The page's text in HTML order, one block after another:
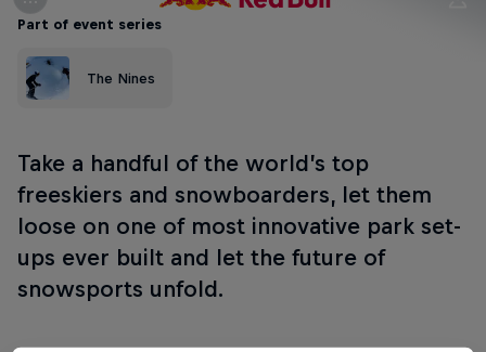
Part of event series
The Nines
Take a handful of the world’s top
freeskiers and snowboarders, let them
loose on one of most innovative park set-
ups ever built and let the future of
snowsports unfold.